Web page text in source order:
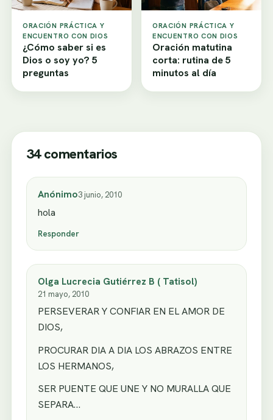
ORACIÓN PRÁCTICA Y
ENCUENTRO CON DIOS
¿Cómo saber si es
Dios o soy yo? 5
preguntas
ORACIÓN PRÁCTICA Y
ENCUENTRO CON DIOS
Oración matutina
corta: rutina de 5
minutos al día
34 comentarios
Anónimo3 junio, 2010
hola
Responder
Olga Lucrecia Gutiérrez B ( Tatisol)
21 mayo, 2010
PERSEVERAR Y CONFIAR EN EL AMOR DE
DIOS,
PROCURAR DIA A DIA LOS ABRAZOS ENTRE
LOS HERMANOS,
SER PUENTE QUE UNE Y NO MURALLA QUE
SEPARA…